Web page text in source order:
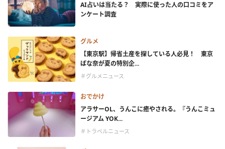
AI占いは当たる？ 実際に使った人の口コミをア
ンケート調査
グルメ
【東京駅】帰省土産を探している人必見！ 東京
ばな奈が夏の特別企...
＃グルメニュース
おでかけ
アラサーOL、うんこに癒やされる。『うんこミュ
ージアム YOK...
＃トラベルニュース